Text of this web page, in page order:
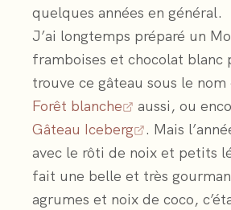
quelques années en général.
J’ai longtemps préparé un
framboises et chocolat blanc
trouve ce gâteau sous le nom
Forêt blanche
aussi, ou
Gâteau Iceberg
. Mais
avec le rôti de noix et petits
fait une belle et très
agrumes et noix de coco,